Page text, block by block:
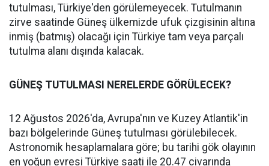
tutulması, Türkiye'den görülemeyecek. Tutulmanın
zirve saatinde Güneş ülkemizde ufuk çizgisinin altına
inmiş (batmış) olacağı için Türkiye tam veya parçalı
tutulma alanı dışında kalacak.
GÜNEŞ TUTULMASI NERELERDE GÖRÜLECEK?
12 Ağustos 2026'da, Avrupa'nın ve Kuzey Atlantik'in
bazı bölgelerinde Güneş tutulması görülebilecek.
Astronomik hesaplamalara göre; bu tarihi gök olayının
en yoğun evresi Türkiye saati ile 20.47 civarında